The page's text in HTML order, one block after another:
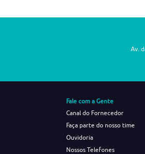
Av.
Fale com a Gente
Canal do Fornecedor
Faça parte do nosso time
Ouvidoria
Nossos Telefones